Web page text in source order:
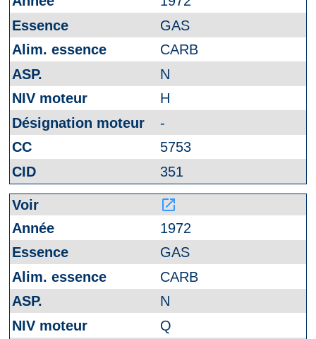
GAS
CARB
N
H
-
5753
351
launch
1972
GAS
CARB
N
Q